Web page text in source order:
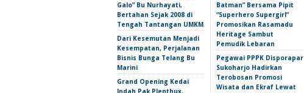
Galo” Bu Nurhayati,
Bertahan Sejak 2008 di
Tengah Tantangan UMKM
Dari Kesemutan Menjadi
Kesempatan, Perjalanan
Bisnis Bunga Telang Bu
Marini
Grand Opening Kedai
Indah Pak Plenthux,
Batman” Bersama Pipit
“Superhero Supergirl”
Promosikan Rasamadu
Heritage Sambut
Pemudik Lebaran
Pegawai PPPK Disporapar
Sukoharjo Hadirkan
Terobosan Promosi
Wisata dan Ekraf Lewat